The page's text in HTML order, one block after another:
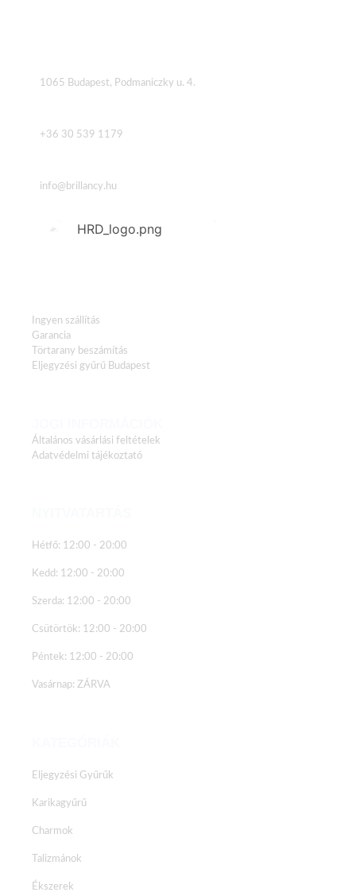
1065 Budapest, Podmaniczky u. 4.
+36 30 539 1179
info@brillancy.hu
Ingyen szállítás
Garancia
Törtarany beszámítás
Eljegyzési gyűrű Budapest
Általános vásárlási feltételek
Adatvédelmi tájékoztató
Hétfő: 12:00 - 20:00
Kedd: 12:00 - 20:00
Szerda: 12:00 - 20:00
Csütörtök: 12:00 - 20:00
Péntek: 12:00 - 20:00
Vasárnap: ZÁRVA
Eljegyzési Gyűrűk
Karikagyűrű
Charmok
Talizmánok
Ékszerek